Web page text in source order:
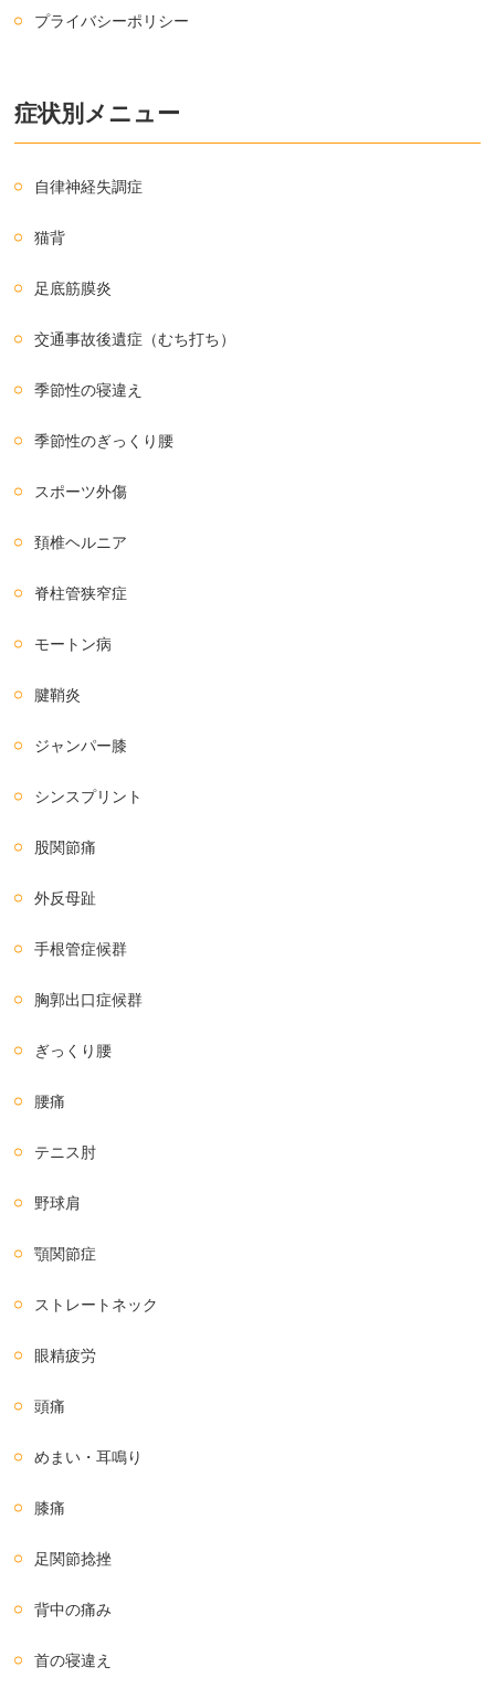
プライバシーポリシー
症状別メニュー
自律神経失調症
猫背
足底筋膜炎
交通事故後遺症（むち打ち）
季節性の寝違え
季節性のぎっくり腰
スポーツ外傷
頚椎ヘルニア
脊柱管狭窄症
モートン病
腱鞘炎
ジャンパー膝
シンスプリント
股関節痛
外反母趾
手根管症候群
胸郭出口症候群
ぎっくり腰
腰痛
テニス肘
野球肩
顎関節症
ストレートネック
眼精疲労
頭痛
めまい・耳鳴り
膝痛
足関節捻挫
背中の痛み
首の寝違え